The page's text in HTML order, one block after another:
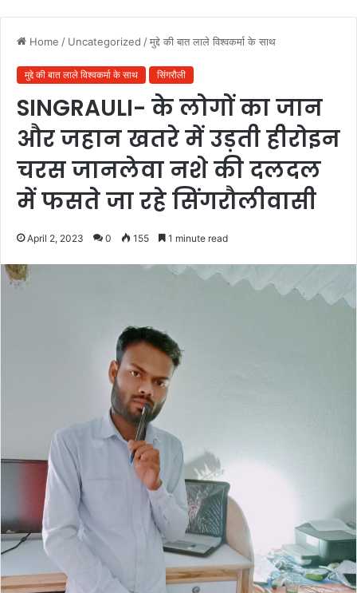
Home / Uncategorized /मुद्दे की बात लाले विश्वकर्मा के साथ
मुद्दे की बात लाले विश्वकर्मा के साथ सिंगरौली
SINGRAULI- के लोगों का जान
और जहान खतरे में उड़ती हीरोइन
चरस जानलेवा नशे की दलदल
में फसते जा रहे सिंगरौलीवासी
April 2, 2023 0 155 1 minute read